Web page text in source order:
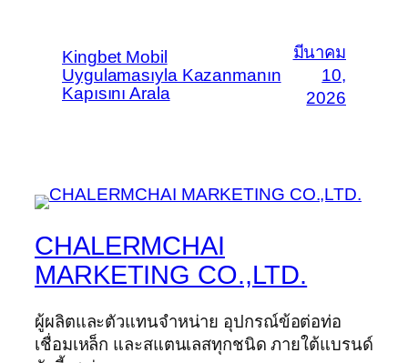
Kingbet Mobil
Uygulamasıyla Kazanmanın
Kapısını Arala
มีนาคม
10,
2026
CHALERMCHAI
MARKETING CO.,LTD.
ผู้ผลิตและตัวแทนจำหน่าย อุปกรณ์ข้อต่อท่อ
เชื่อมเหล็ก และสแตนเลสทุกชนิด ภายใต้แบรนด์